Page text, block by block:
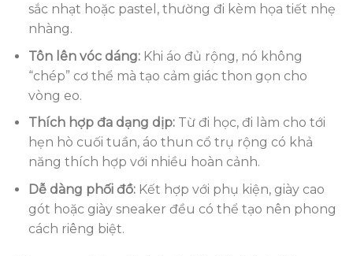
sắc nhạt hoặc pastel, thường đi kèm họa tiết nhẹ
nhàng.
Tôn lên vóc dáng:Khi áo đủ rộng, nó không
“chép” cơ thể mà tạo cảm giác thon gọn cho
vòng eo.
Thích hợp đa dạng dịp:Từ đi học, đi làm cho tới
hẹn hò cuối tuần, áo thun cổ trụ rộng có khả
năng thích hợp với nhiều hoàn cảnh.
Dễ dàng phối đồ:Kết hợp với phụ kiện, giày cao
gót hoặc giày sneaker đều có thể tạo nên phong
cách riêng biệt.